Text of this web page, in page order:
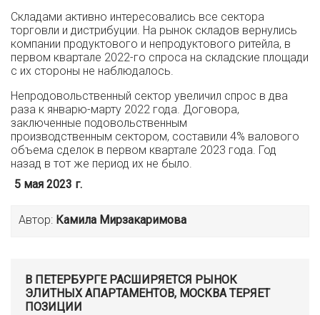
Складами активно интересовались все сектора
торговли и дистрибуции. На рынок складов вернулись
компании продуктового и непродуктового ритейла, в
первом квартале 2022-го спроса на складские площади
с их стороны не наблюдалось.
Непродовольственный сектор увеличил спрос в два
раза к январю-марту 2022 года. Договора,
заключенные подовольственным
производственным сектором, составили 4% валового
объема сделок в первом квартале 2023 года. Год
назад в тот же период их не было.
5 мая 2023 г.
Автор: Камила Мирзакаримова
В ПЕТЕРБУРГЕ РАСШИРЯЕТСЯ РЫНОК
ЭЛИТНЫХ АПАРТАМЕНТОВ, МОСКВА ТЕРЯЕТ
ПОЗИЦИИ